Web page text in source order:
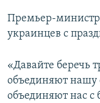
Премьер-министр
украинцев с
«Давайте беречь
объединяют нашу
объединяют нас